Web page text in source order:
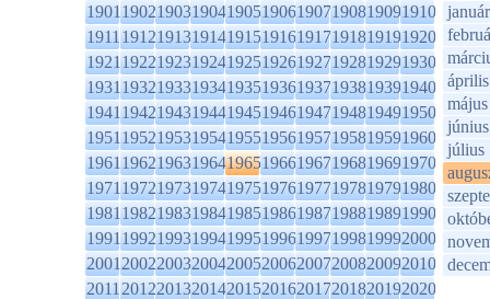
1901190219031904190519061907190819091910
1911191219131914191519161917191819191920
1921192219231924192519261927192819291930
1931193219331934193519361937193819391940
1941194219431944194519461947194819491950
1951195219531954195519561957195819591960
1961196219631964196519661967196819691970
1971197219731974197519761977197819791980
1981198219831984198519861987198819891990
1991199219931994199519961997199819992000
2001200220032004200520062007200820092010
2011201220132014201520162017201820192020
január
április
május
június
július